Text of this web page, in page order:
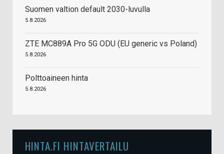
Suomen valtion default 2030-luvulla
5.8.2026
ZTE MC889A Pro 5G ODU (EU generic vs Poland)
5.8.2026
Polttoaineen hinta
5.8.2026
HINTA.FI HINTAVERTAILU